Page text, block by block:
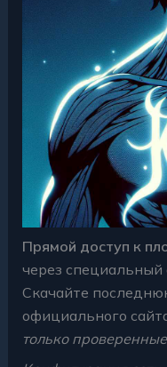
Прямой доступ к
через
Скачайте
официального
только